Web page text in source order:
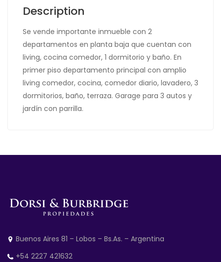
Description
Se vende importante inmueble con 2
departamentos en planta baja que cuentan con
living, cocina comedor, 1 dormitorio y baño. En
primer piso departamento principal con amplio
living comedor, cocina, comedor diario, lavadero, 3
dormitorios, baño, terraza. Garage para 3 autos y
jardín con parrilla.
Buenos Aires 81 – Lobos – Bs.As. – Argentina
+54 2227 421632